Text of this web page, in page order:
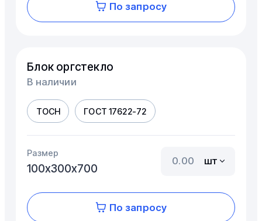
По запросу
Блок оргстекло
В наличии
ТОСН ГОСТ 17622-72
Размер
100х300х700
шт
По запросу